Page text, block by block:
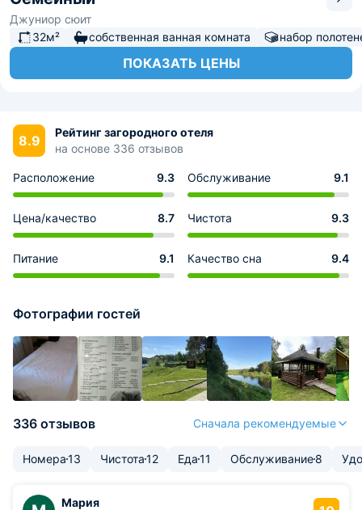
Джуниор сюит
32м²
собственная ванная комната набор
ПОКАЗАТЬ ЦЕНЫ
8.9
Рейтинг загородного отеля
на основе 336 отзывов
Расположение 9.3 Обслуживание 9.1
Цена/качество 8.7 Чистота 9.3
Питание 9.1 Качество сна 9.4
Фотографии гостей
336 отзывов Сначала рекомендуемые
Номера13 Чистота12 Еда11 Обслуживание8
Мария